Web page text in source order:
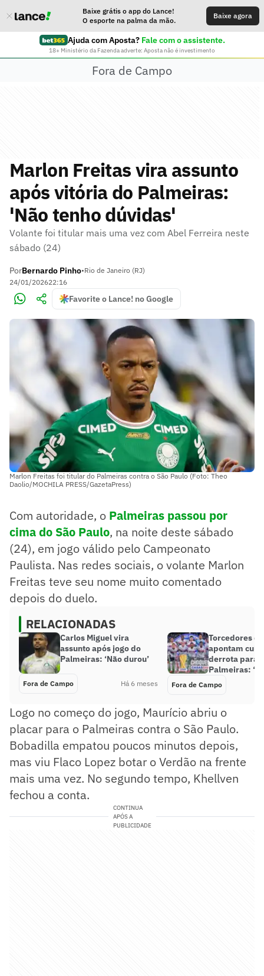
Baixe grátis o app do Lance!
O esporte na palma da mão.
Baixe agora
Ajuda com Aposta? Fale com o assistente.
18+ Ministério da Fazenda adverte: Aposta não é investimento
Fora de Campo
Marlon Freitas vira assunto
após vitória do Palmeiras:
'Não tenho dúvidas'
Volante foi titular mais uma vez com Abel Ferreira neste
sábado (24)
PorBernardo Pinho•Rio de Janeiro (RJ)
24/01/202622:16
Favorite o Lance! no Google
Marlon Freitas foi titular do Palmeiras contra o São Paulo (Foto: Theo
Daolio/MOCHILA PRESS/GazetaPress)
Com autoridade, o Palmeiras passou por
cima do São Paulo, na noite deste sábado
(24), em jogo válido pelo Campeonato
Paulista. Nas redes sociais, o volante Marlon
Freitas teve seu nome muito comentado
depois do duelo.
RELACIONADAS
Carlos Miguel vira
assunto após jogo do
Palmeiras: ‘Não durou’
Fora de Campo Há 6 meses
Torcedores
apontam
derrota para o
Palmeiras:
Fora de Campo
Logo no começo do jogo, Maurício abriu o
placar para o Palmeiras contra o São Paulo.
Bobadilla empatou poucos minutos depois,
mas viu Flaco Lopez botar o Verdão na frente
mais uma vez. No segundo tempo, Khellven
fechou a conta.
CONTINUA
APÓS A
PUBLICIDADE